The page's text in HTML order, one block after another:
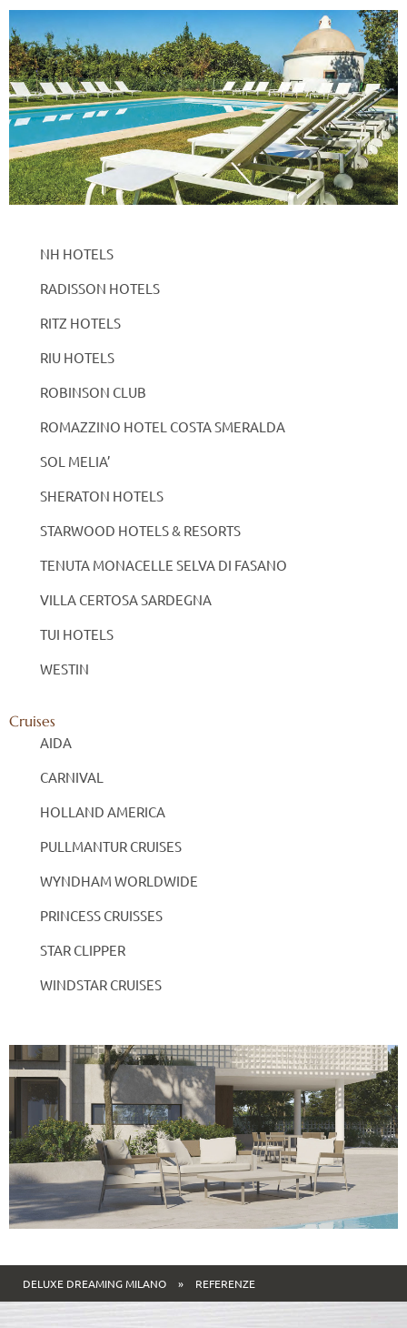
NH HOTELS
RADISSON HOTELS
RITZ HOTELS
RIU HOTELS
ROBINSON CLUB
ROMAZZINO HOTEL COSTA SMERALDA
SOL MELIA’
SHERATON HOTELS
STARWOOD HOTELS & RESORTS
TENUTA MONACELLE SELVA DI FASANO
VILLA CERTOSA SARDEGNA
TUI HOTELS
WESTIN
Cruises
AIDA
CARNIVAL
HOLLAND AMERICA
PULLMANTUR CRUISES
WYNDHAM WORLDWIDE
PRINCESS CRUISSES
STAR CLIPPER
WINDSTAR CRUISES
DELUXE DREAMING MILANO » REFERENZE